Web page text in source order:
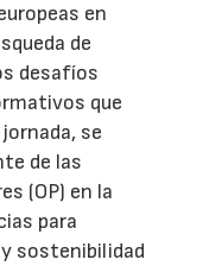
en
de
desafíos
que
se
de las
(OP) en la
para
sostenibilidad